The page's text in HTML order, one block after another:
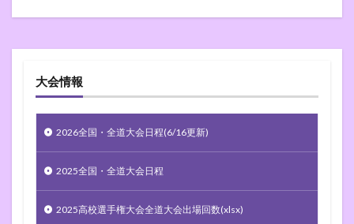
大会情報
2026全国・全道大会日程(6/16更新)
2025全国・全道大会日程
2025高校選手権大会全道大会出場回数(xlsx)